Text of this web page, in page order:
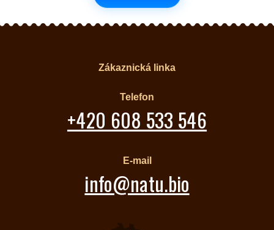
Zákaznická linka
Telefon
+420 608 533 546
E-mail
info@natu.bio